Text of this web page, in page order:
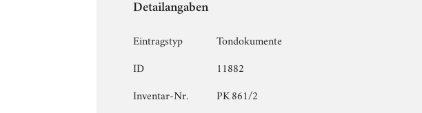
Detailangaben
Eintragstyp
Tondokumente
ID
11882
Inventar-Nr.
PK 861/2